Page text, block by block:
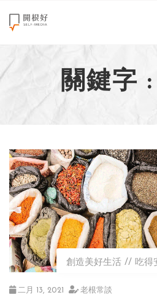
來點正能量
世界在想什麼
創造美好生活
職場商業經濟
影片專區
關於我們
關鍵字
創造美好生活 吃得
二月 13, 2021 老根常談